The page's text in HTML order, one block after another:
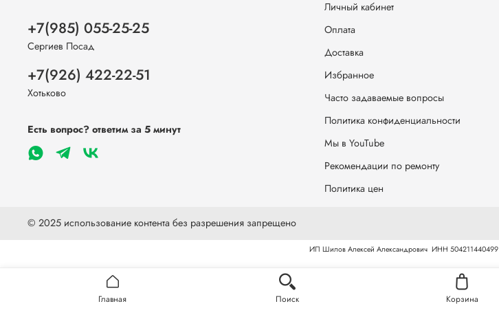
Личный кабинет
Оплата
Доставка
Избранное
Часто задаваемые вопросы
Политика конфиденциальности
Мы в YouTube
Рекомендации по ремонту
Политика цен
+7(985) 055-25-25
Сергиев Посад
+7(926) 422-22-51
Хотьково
Есть вопрос? ответим за 5 минут
© 2025 использование контента без разрешения запрещено
ИП Шилов Алексей Александрович ИНН 504211440499
Главная Поиск Корзина